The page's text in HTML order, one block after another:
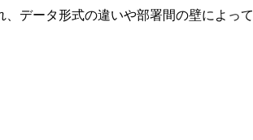
データ形式の違いや部署間の壁によって